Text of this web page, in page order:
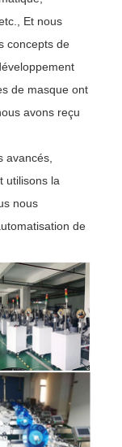
Et nous
concepts de
de masque ont
avons reçu
avancés,
utilisons la
nous
de